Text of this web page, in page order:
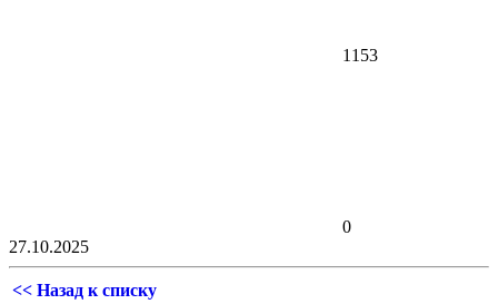
1153
0
27.10.2025
<< Назад к списку